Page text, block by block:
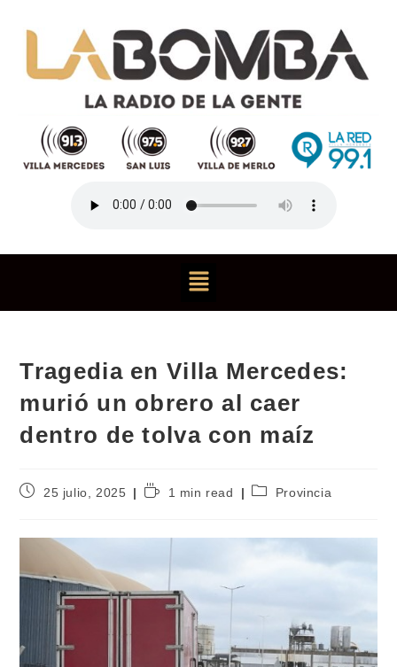
Tragedia en Villa Mercedes:
murió un obrero al caer
dentro de tolva con maíz
25 julio, 2025 1 min read Provincia